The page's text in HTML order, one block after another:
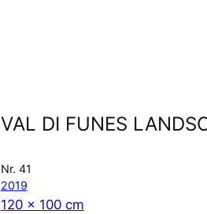
VAL DI FUNES
Nr. 41
2019
120 x 100 cm